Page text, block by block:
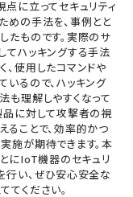
に立ってセキュリティ
めの手法を、事例とと
たものです。実際のサ
てハッキングする手法
、使用したコマンドや
いるので、ハッキング
も理解しやすくなって
品に対して攻撃者の視
ることで、効率的かつ
施が期待できます。本
にIoT機器のセキュリ
行い、ぜひ安心安全な
てください。